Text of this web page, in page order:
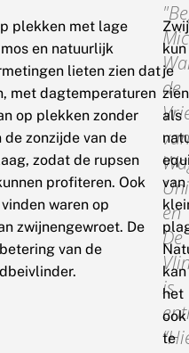
plekken met lage
en natuurlijk
lieten zien dat
met dagtemperaturen
op plekken zonder
zonzijde van de
zodat de rupsen
profiteren. Ook
waren op
zwijnengewroet. De
van de
de
van
en
De
is
kun
je
zien
als
van
kan
het
ook
te